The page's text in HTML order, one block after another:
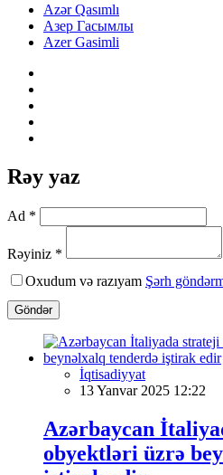
Azər Qasımlı
Азер Гасымлы
Azer Gasimli
Rəy yaz
Ad *
Rəyiniz *
Oxudum və razıyam Şərh
Göndər
İqtisadiyyat
13 Yanvar 2025 12:22
Azərbaycan
obyektləri üzrə